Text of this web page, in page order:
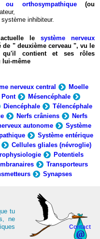
ou orthosympathique(ou
système inhibiteur.
le système nerveux
de " deuxième cerveau ", vu le
qu'il contient et ses rôles
lui-même
nerveux central
Moelle
Pont
Mésencéphale
Diencéphale
Télencéphale
Nerfs crâniens
Nerfs
autonome
Système
Système entérique
Cellules gliales (névroglie)
Potentiels
Transporteurs
Synapses
Contact
tu
ne